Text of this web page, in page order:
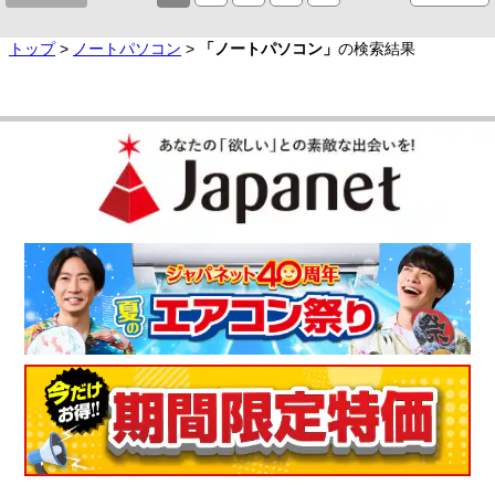
トップ> ノートパソコン > 「ノートパソコン」 の検索結果